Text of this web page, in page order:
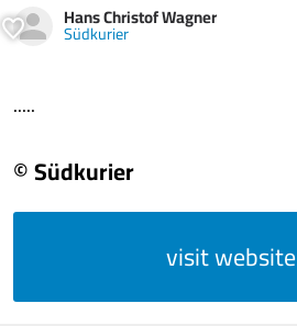
Hans Christof Wagner
Südkurier
.....
© Südkurier
visit website